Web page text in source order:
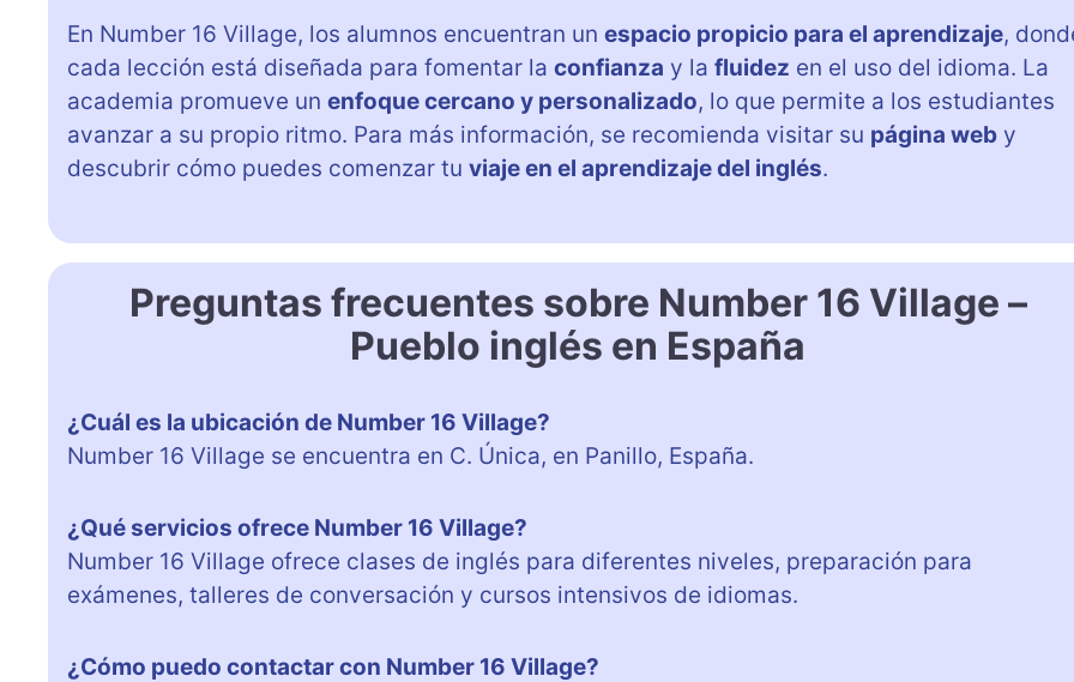
En Number 16 Village, los alumnos encuentran un espacio propicio para el aprendizaje,
cada lección está diseñada para fomentar la confianza y la fluidez en el uso del idioma. La
academia promueve un enfoque cercano y personalizado, lo que permite a los estudiantes
avanzar a su propio ritmo. Para más información, se recomienda visitar su página web y
descubrir cómo puedes comenzar tu viaje en el aprendizaje del inglés.
Preguntas frecuentes sobre Number 16 Village –
Pueblo inglés en España
¿Cuál es la ubicación de Number 16 Village?
Number 16 Village se encuentra en C. Única, en Panillo, España.
¿Qué servicios ofrece Number 16 Village?
Number 16 Village ofrece clases de inglés para diferentes niveles, preparación para
exámenes, talleres de conversación y cursos intensivos de idiomas.
¿Cómo puedo contactar con Number 16 Village?